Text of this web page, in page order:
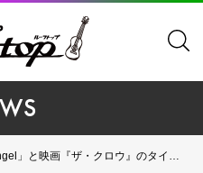
『ザ・クロウ』のタイアップが決定、超過激な予告解禁